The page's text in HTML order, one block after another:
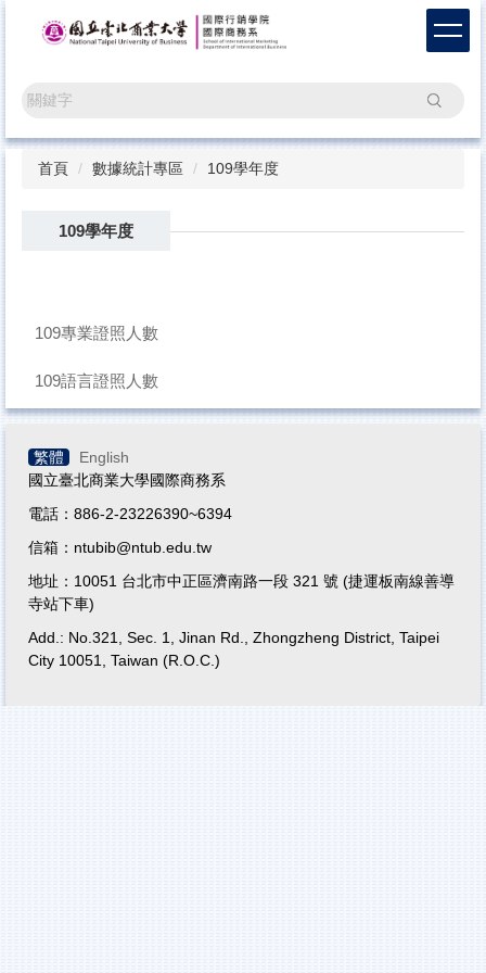
區
搜尋
首頁 數據統計專區 109學年度
109學年度
109專業證照人數
109語言證照人數
繁體
English
國立臺北商業大學國際商務系
電話：886-2-23226390~6394
信箱：ntubib@ntub.edu.tw
地址：10051 台北市中正區濟南路一段 321 號 (捷運板南線善導
寺站下車)
Add.: No.321, Sec. 1, Jinan Rd., Zhongzheng District, Taipei
City 10051, Taiwan (R.O.C.)